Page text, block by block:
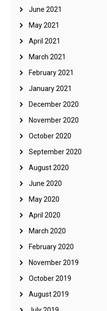
June 2021
May 2021
April 2021
March 2021
February 2021
January 2021
December 2020
November 2020
October 2020
September 2020
August 2020
June 2020
May 2020
April 2020
March 2020
February 2020
November 2019
October 2019
August 2019